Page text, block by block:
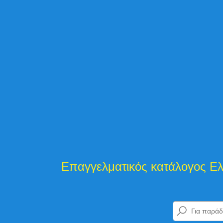
κατάλογος Ελλάδας και